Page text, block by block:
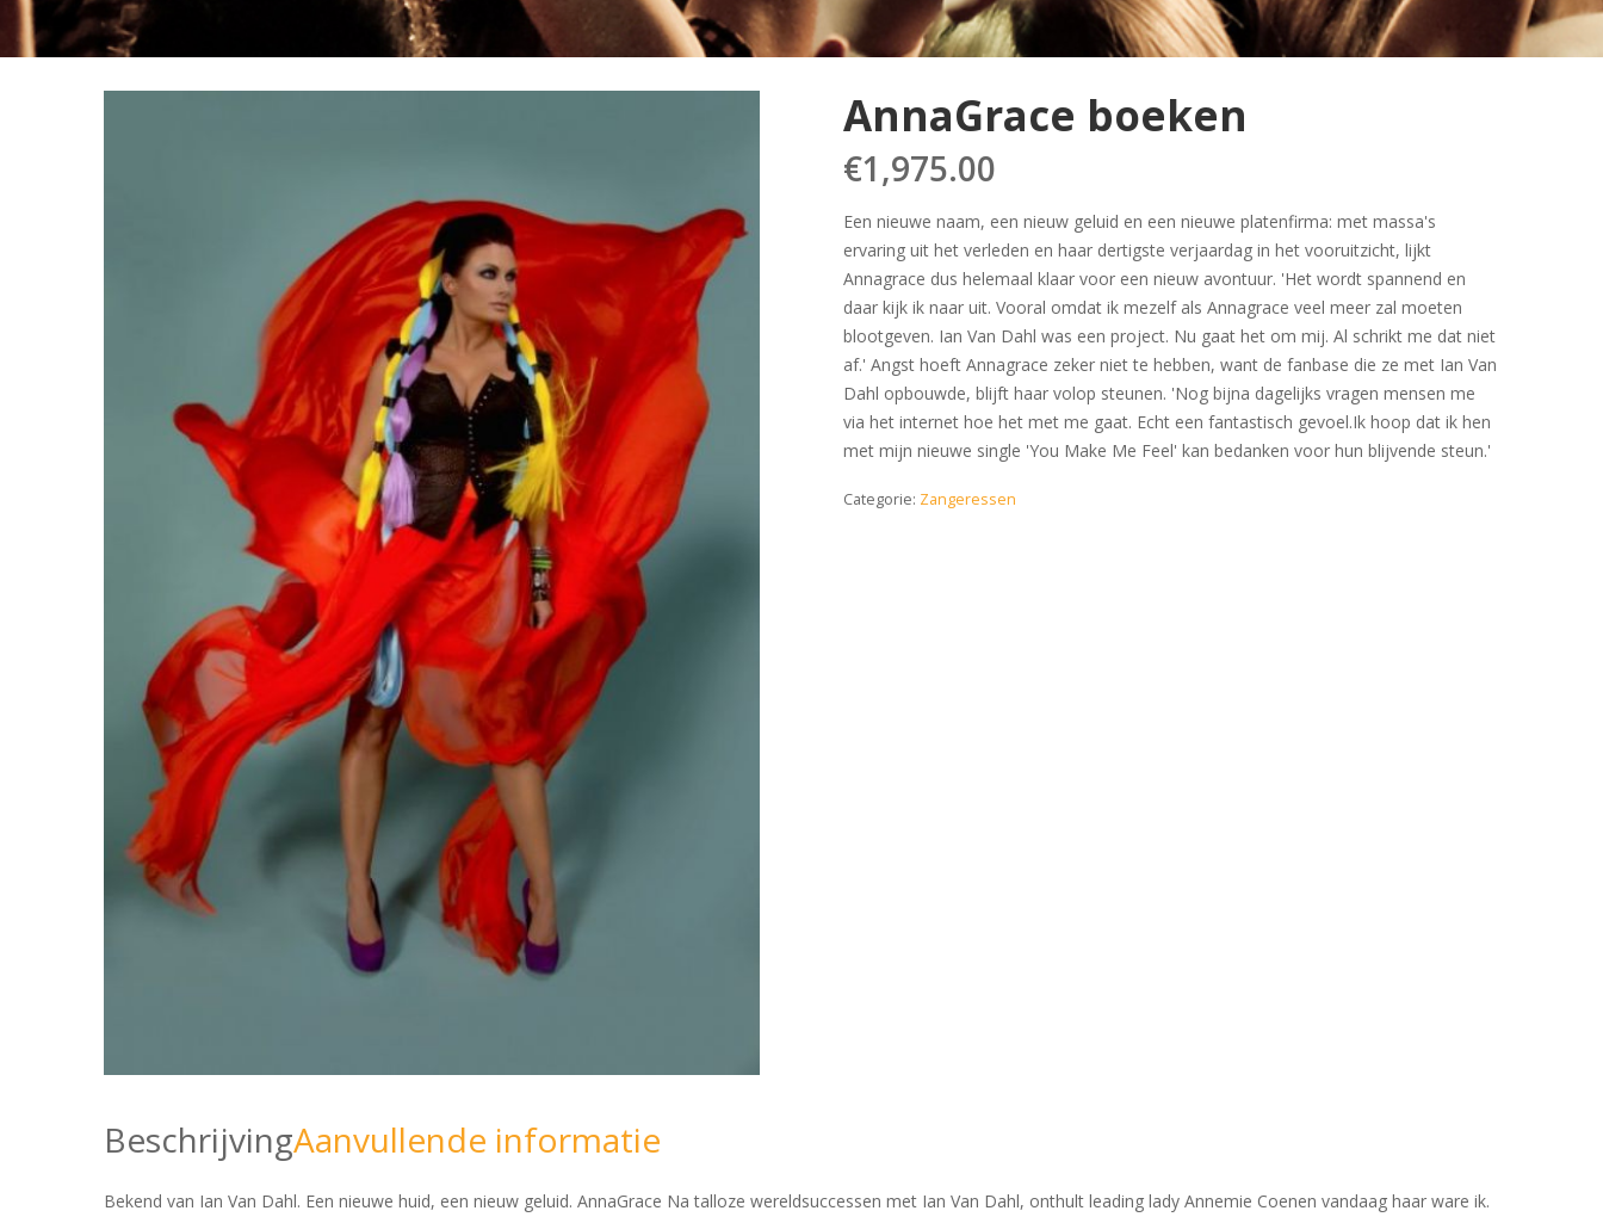
AnnaGrace boeken
€1,975.00
Een nieuwe naam, een nieuw geluid en een nieuwe platenfirma: met massa's
ervaring uit het verleden en haar dertigste verjaardag in het vooruitzicht, lijkt
Annagrace dus helemaal klaar voor een nieuw avontuur. 'Het wordt spannend en
daar kijk ik naar uit. Vooral omdat ik mezelf als Annagrace veel meer zal moeten
blootgeven. Ian Van Dahl was een project. Nu gaat het om mij. Al schrikt me dat niet
af.' Angst hoeft Annagrace zeker niet te hebben, want de fanbase die ze met Ian Van
Dahl opbouwde, blijft haar volop steunen. 'Nog bijna dagelijks vragen mensen me
via het internet hoe het met me gaat. Echt een fantastisch gevoel.Ik hoop dat ik hen
met mijn nieuwe single 'You Make Me Feel' kan bedanken voor hun blijvende steun.'
Categorie: Zangeressen
BeschrijvingAanvullende informatie
Bekend van Ian Van Dahl. Een nieuwe huid, een nieuw geluid. AnnaGrace Na talloze wereldsuccessen met Ian Van Dahl, onthult leading lady Annemie Coenen vandaag haar ware ik.